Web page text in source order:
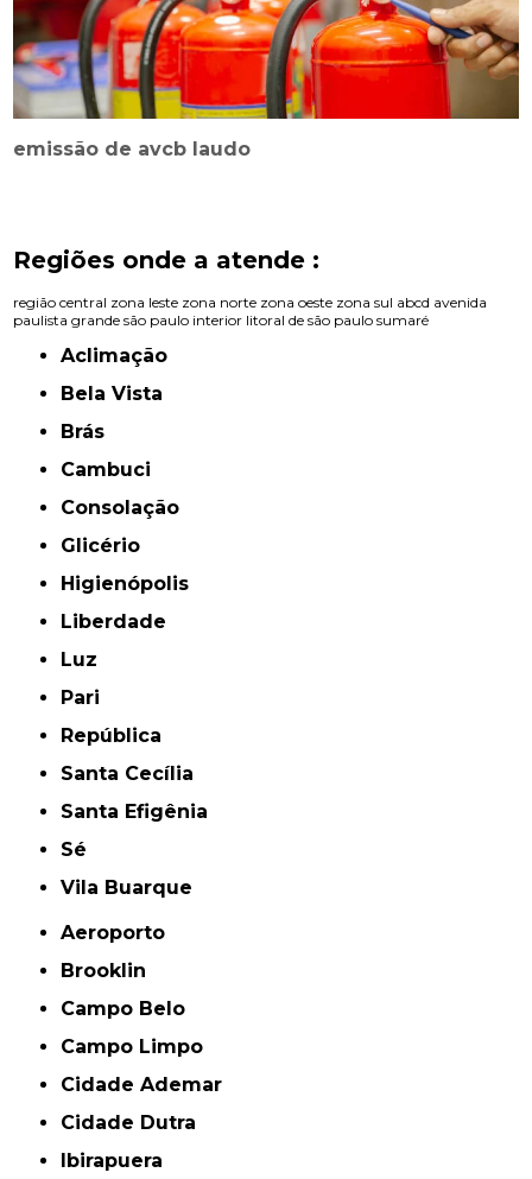
emissão de avcb laudo
Regiões onde a atende :
região central zona leste zona norte zona oeste zona sul abcd avenida
paulista grande são paulo interior litoral de são paulo sumaré
Aclimação
Bela Vista
Brás
Cambuci
Consolação
Glicério
Higienópolis
Liberdade
Luz
Pari
República
Santa Cecília
Santa Efigênia
Sé
Vila Buarque
Aeroporto
Brooklin
Campo Belo
Campo Limpo
Cidade Ademar
Cidade Dutra
Ibirapuera